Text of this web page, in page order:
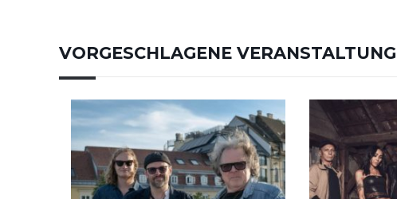
VORGESCHLAGENE